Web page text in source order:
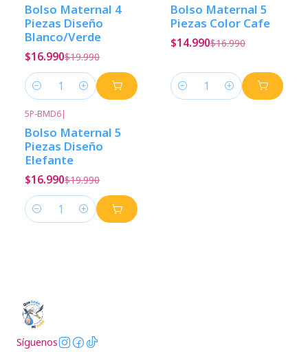
Bolso Maternal 4
Piezas Diseño
Blanco/Verde
$16.990$19.990
Cantidad
Bolso Maternal 5
Piezas Color Cafe
$14.990$16.990
Cantidad
5P-BMD6|
Bolso Maternal 5
Piezas Diseño
Elefante
$16.990$19.990
Cantidad
Síguenos